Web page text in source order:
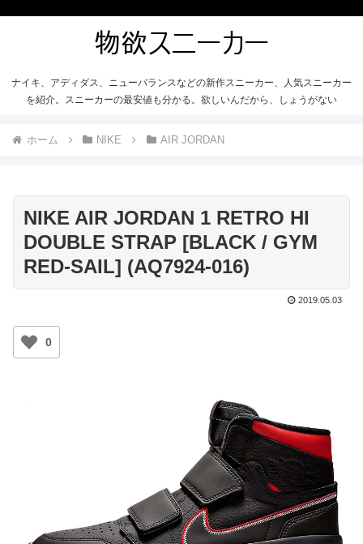
ナイキ、アディダス、ニューバランスなどの新作スニーカー、人気スニーカー
を紹介。スニーカーの最安値も分かる。欲しいんだから、しょうがない
ホーム NIKE AIR JORDAN
NIKE AIR JORDAN 1 RETRO HI
DOUBLE STRAP [BLACK / GYM
RED-SAIL] (AQ7924-016)
2019.05.03
0